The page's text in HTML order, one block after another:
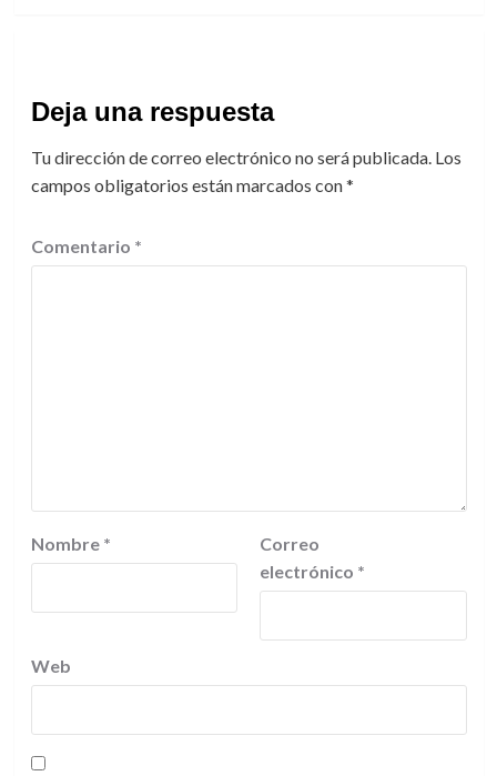
Deja una respuesta
Tu dirección de correo electrónico no será publicada. Los
campos obligatorios están marcados con*
Comentario *
Nombre *
Correo
electrónico *
Web